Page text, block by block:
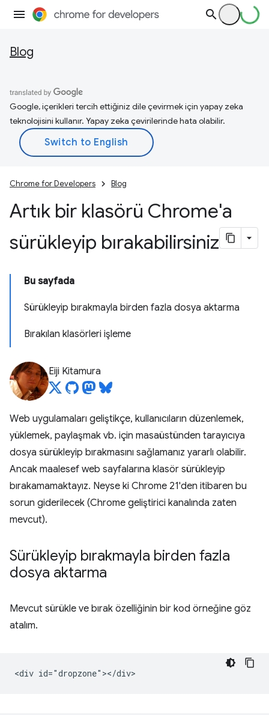
Blog
Google, içerikleri tercih ettiğiniz dile çevirmek için yapay zeka
teknolojisini kullanır. Yapay zeka çevirilerinde hata olabilir.
Chrome for Developers Blog
Artık bir klasörü Chrome'a
sürükleyip bırakabilirsiniz
Bu sayfada
Sürükleyip bırakmayla birden fazla dosya aktarma
Bırakılan klasörleri işleme
Eiji Kitamura
Web uygulamaları geliştikçe, kullanıcıların düzenlemek,
yüklemek, paylaşmak vb. için masaüstünden tarayıcıya
dosya sürükleyip bırakmasını sağlamanız yararlı olabilir.
Ancak maalesef web sayfalarına klasör sürükleyip
bırakamamaktayız. Neyse ki Chrome 21'den itibaren bu
sorun giderilecek (Chrome geliştirici kanalında zaten
mevcut).
Sürükleyip bırakmayla birden fazla
dosya aktarma
Mevcut sürükle ve bırak özelliğinin bir kod örneğine göz
atalım.